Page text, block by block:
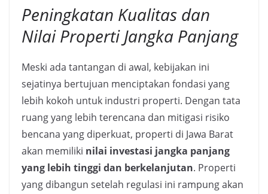
Peningkatan Kualitas dan
Nilai Properti Jangka Panjang
Meski ada tantangan di awal, kebijakan ini
sejatinya bertujuan menciptakan fondasi yang
lebih kokoh untuk industri properti. Dengan tata
ruang yang lebih terencana dan mitigasi risiko
bencana yang diperkuat, properti di Jawa Barat
akan memiliki nilai investasi jangka panjang
yang lebih tinggi dan berkelanjutan. Properti
yang dibangun setelah regulasi ini rampung akan